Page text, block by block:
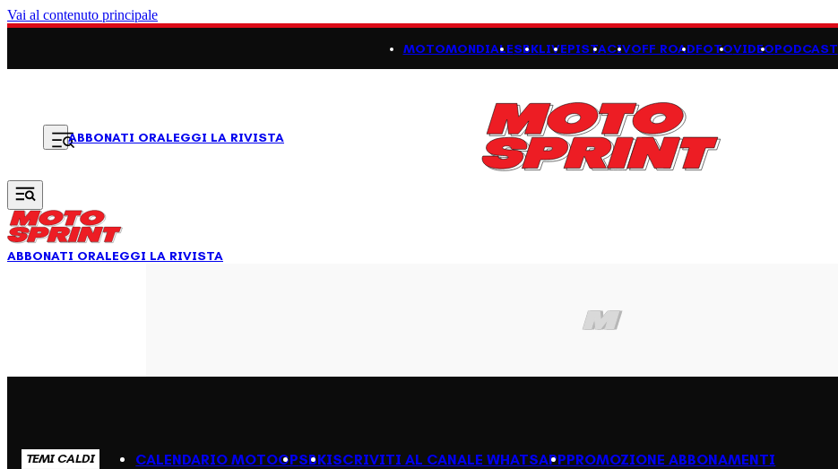
Vai al contenuto principale
MOTOMONDIALESBKLIVEPISTACIVOFF ROADFOTOVIDEOPODCAST
ABBONATI ORALEGGI LA RIVISTA
ABBONATI ORALEGGI LA RIVISTA
TEMI CALDI CALENDARIO MOTOGPSBKISCRIVITI AL CANALE WHATSAPPPROMOZIONE ABBONAMENTI